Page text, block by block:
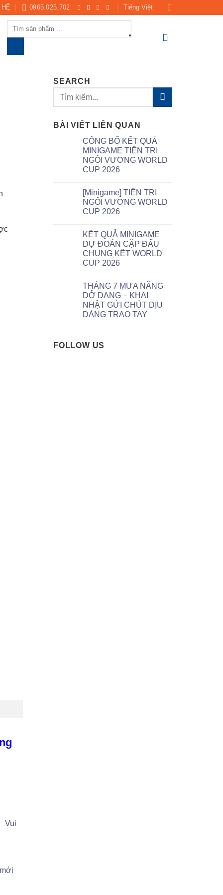
0965.025.702 Tiếng Việt
Vui
SEARCH
BÀI VIẾT LIÊN QUAN
CÔNG BỐ KẾT QUẢ
MINIGAME TIÊN TRI
NGÔI VƯƠNG WORLD
CUP 2026
[Minigame] TIÊN TRI
NGÔI VƯƠNG WORLD
CUP 2026
KẾT QUẢ MINIGAME
DỰ ĐOÁN CẶP ĐẤU
CHUNG KẾT WORLD
CUP 2026
THÁNG 7 MƯA NẮNG
DỞ DANG – KHAI
NHẬT GỬI CHÚT DỊU
DÀNG TRAO TAY
FOLLOW US